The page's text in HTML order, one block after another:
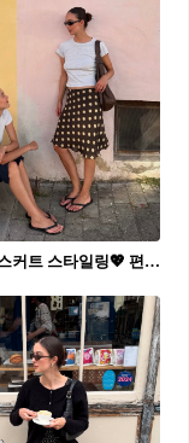
세련된 미디스커트 스타일링💖 편안함과 스타일 모두 잡은 미디스커트로 데일리룩 완성✨